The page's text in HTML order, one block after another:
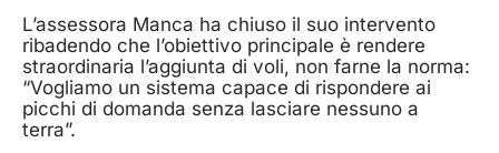
L’assessora Manca ha chiuso il suo intervento
ribadendo che l’obiettivo principale è rendere
straordinaria l’aggiunta di voli, non farne la norma:
“Vogliamo un sistema capace di rispondere ai
picchi di domanda senza lasciare nessuno a
terra”.